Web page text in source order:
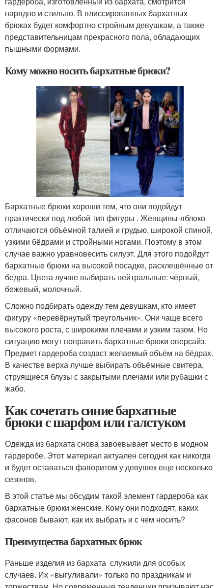
нарядно и стильно. В плиссированных бархатных
брюках будет комфортно стройным девушкам, а также
представительницам прекрасного пола, обладающих
пышными формами.
Кому можно носить бархатные брюки?
Бархатные брюки хороши тем, что они подойдут
практически под любой тип фигуры . Женщины-яблоко
отличаются объёмной талией и грудью, широкой спиной,
узкими бёдрами и стройными ногами. Поэтому в этом
случае важно уравновесить силуэт. Для этого подойдут
бархатные брюки на высокой посадке, расклешённые от
бедра. Цвета лучше выбирать нейтральные: чёрный,
бежевый, молочный.
Сложно подбирать одежду тем девушкам, кто имеет
фигуру «перевёрнутый треугольник». Они чаще всего
высокого роста, с широкими плечами и узким тазом. Но
ситуацию могут поправить бархатные брюки оверсайз.
Предмет гардероба создаст желаемый объём на бёдрах.
В качестве верха лучше выбирать объёмные свитера,
струящиеся блузы с закрытыми плечами или рубашки с
жабо.
Как сочетать синие бархатные
брюки с шарфом или галстуком
Одежда из бархата снова завоевывает место в модном
гардеробе. Этот материал актуален сегодня как никогда
и будет оставаться фаворитом у девушек еще несколько
сезонов.
В этой статье мы обсудим такой элемент гардероба как
бархатные брюки женские. Кому они подходят, каких
фасонов бывают, как их выбрать и с чем носить?
Преимущества бархатных брюк
Раньше изделия из бархата служили для особых
случаев. Их «выгуливали» только по праздникам и